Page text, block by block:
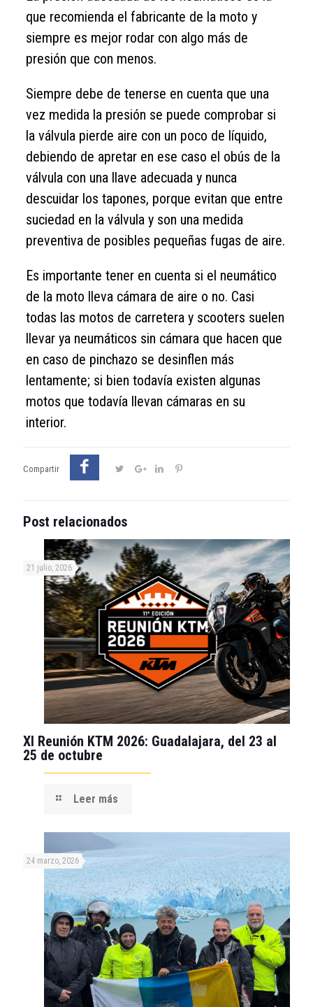
que recomienda el fabricante de la moto y
siempre es mejor rodar con algo más de
presión que con menos.
Siempre debe de tenerse en cuenta que una
vez medida la presión se puede comprobar si
la válvula pierde aire con un poco de líquido,
debiendo de apretar en ese caso el obús de la
válvula con una llave adecuada y nunca
descuidar los tapones, porque evitan que entre
suciedad en la válvula y son una medida
preventiva de posibles pequeñas fugas de aire.
Es importante tener en cuenta si el neumático
de la moto lleva cámara de aire o no. Casi
todas las motos de carretera y scooters suelen
llevar ya neumáticos sin cámara que hacen que
en caso de pinchazo se desinflen más
lentamente; si bien todavía existen algunas
motos que todavía llevan cámaras en su
interior.
Compartir
Post relacionados
21 julio, 2026
XI Reunión KTM 2026: Guadalajara, del 23 al
25 de octubre
Leer más
24 marzo, 2026